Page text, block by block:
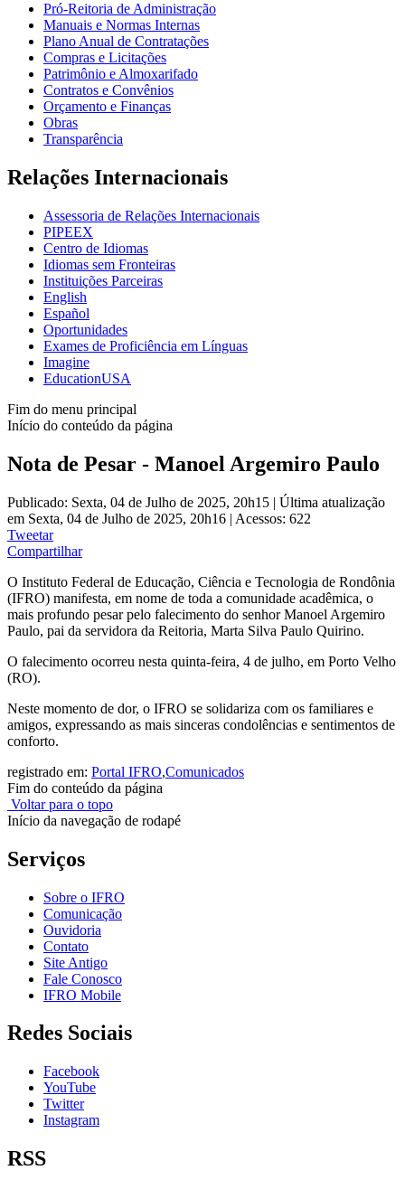
Pró-Reitoria de Administração
Manuais e Normas Internas
Plano Anual de Contratações
Compras e Licitações
Patrimônio e Almoxarifado
Contratos e Convênios
Orçamento e Finanças
Obras
Transparência
Relações Internacionais
Assessoria de Relações Internacionais
PIPEEX
Centro de Idiomas
Idiomas sem Fronteiras
Instituições Parceiras
English
Español
Oportunidades
Exames de Proficiência em Línguas
Imagine
EducationUSA
Fim do menu principal
Início do conteúdo da página
Nota de Pesar - Manoel Argemiro Paulo
Publicado: Sexta, 04 de Julho de 2025, 20h15 | Última atualização
em Sexta, 04 de Julho de 2025, 20h16 | Acessos: 622
Tweetar
Compartilhar
O Instituto Federal de Educação, Ciência e Tecnologia de Rondônia
(IFRO) manifesta, em nome de toda a comunidade acadêmica, o
mais profundo pesar pelo falecimento do senhor Manoel Argemiro
Paulo, pai da servidora da Reitoria, Marta Silva Paulo Quirino.
O falecimento ocorreu nesta quinta-feira, 4 de julho, em Porto Velho
(RO).
Neste momento de dor, o IFRO se solidariza com os familiares e
amigos, expressando as mais sinceras condolências e sentimentos de
conforto.
registrado em: Portal IFRO,Comunicados
Fim do conteúdo da página
Voltar para o topo
Início da navegação de rodapé
Serviços
Sobre o IFRO
Comunicação
Ouvidoria
Contato
Site Antigo
Fale Conosco
IFRO Mobile
Redes Sociais
Facebook
YouTube
Twitter
Instagram
RSS